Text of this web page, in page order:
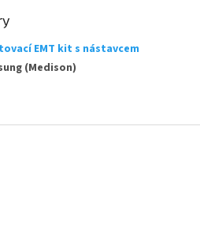
EMT kit s nástavcem
(Medison)